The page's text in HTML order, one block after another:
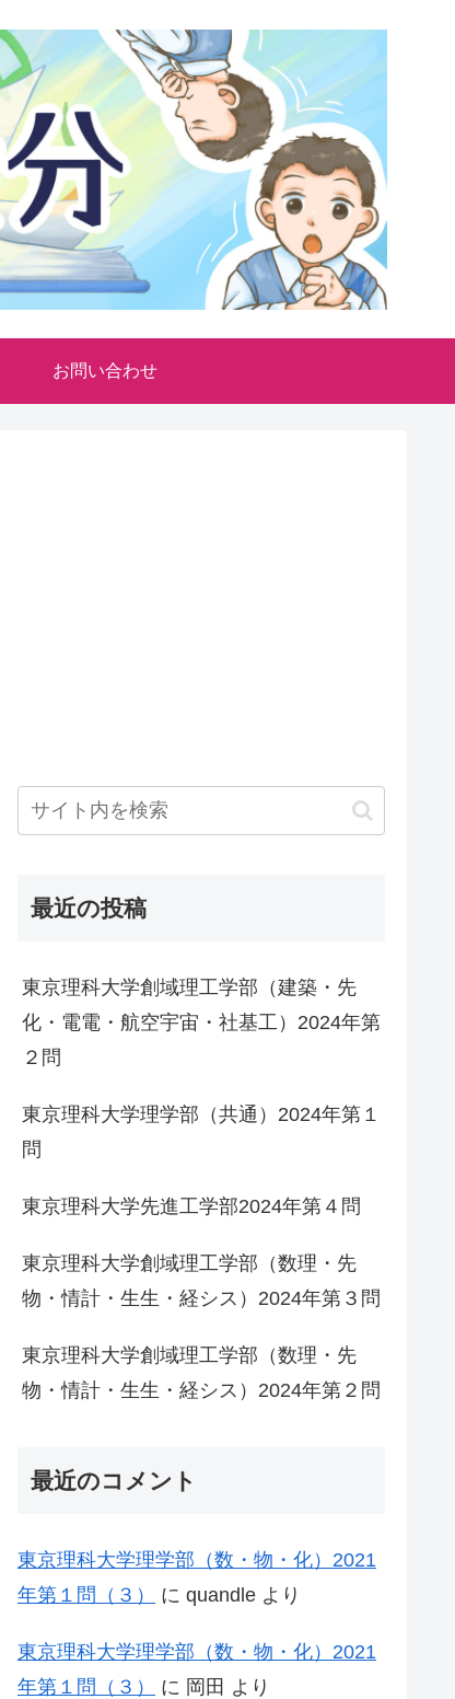
お問い合わせ
最近の投稿
東京理科大学創域理工学部（建築・先
化・電電・航空宇宙・社基工）2024年第
２問
東京理科大学理学部（共通）2024年第１
問
東京理科大学先進工学部2024年第４問
東京理科大学創域理工学部（数理・先
物・情計・生生・経シス）2024年第３問
東京理科大学創域理工学部（数理・先
物・情計・生生・経シス）2024年第２問
最近のコメント
東京理科大学理学部（数・物・化）2021
年第１問（３）
に quandle より
東京理科大学理学部（数・物・化）2021
年第１問（３）
に 岡田 より